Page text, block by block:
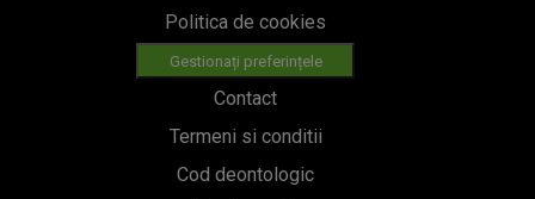
Politica de cookies
Gestionați preferințele
Contact
Termeni si conditii
Cod deontologic